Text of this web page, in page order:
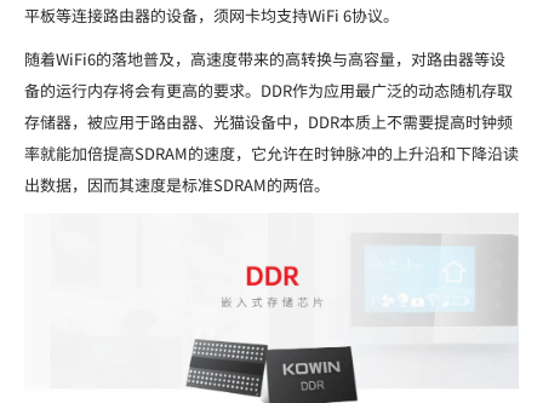
平板等连接路由器的设备，须网卡均支持WiFi 6协议。
随着WiFi6的落地普及，高速度带来的高转换与高容量，对路由器等设
备的运行内存将会有更高的要求。DDR作为应用最广泛的动态随机存取
存储器，被应用于路由器、光猫设备中，DDR本质上不需要提高时钟频
率就能加倍提高SDRAM的速度，它允许在时钟脉冲的上升沿和下降沿读
出数据，因而其速度是标准SDRAM的两倍。